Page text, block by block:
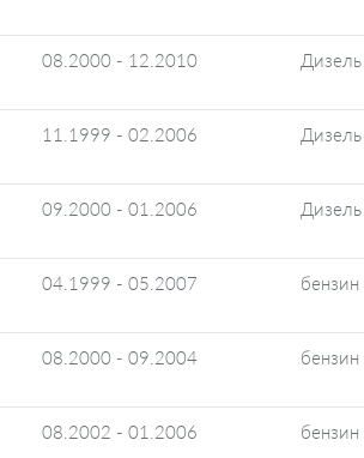
08.2000 - 12.2010 Дизель
11.1999 - 02.2006 Дизель
09.2000 - 01.2006 Дизель
04.1999 - 05.2007 бензин
08.2000 - 09.2004 бензин
08.2002 - 01.2006 бензин